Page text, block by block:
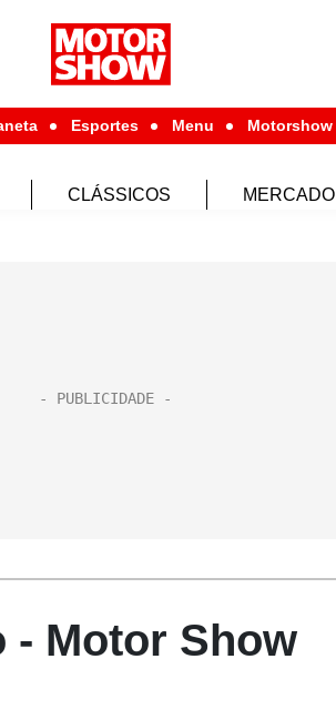
Esportes Menu Motorshow
CLÁSSICOS MERCADO
- Motor Show